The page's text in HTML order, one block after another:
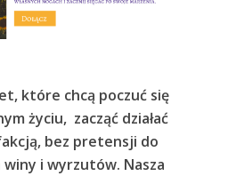
które chcą poczuć się
życiu, zacząć działać
bez pretensji do
winy i wyrzutów. Nasza